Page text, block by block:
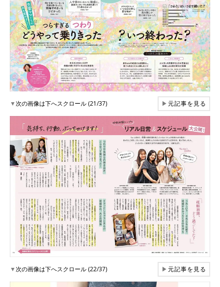
▼次の画像は下へスクロール (21/37) ▶元記事を見る
▼次の画像は下へスクロール (22/37) ▶元記事を見る